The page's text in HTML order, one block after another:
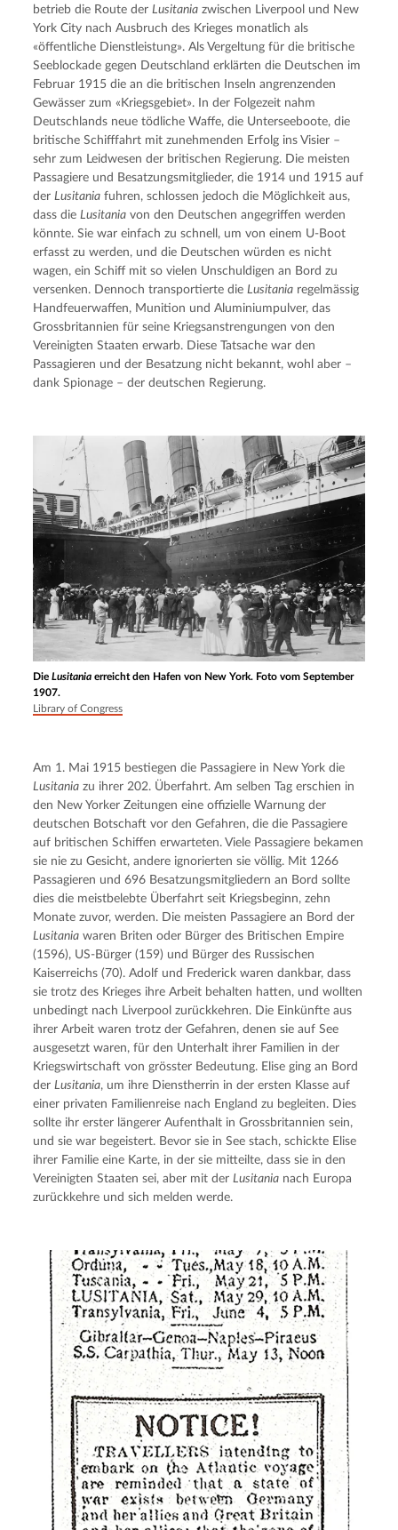
betrieb die Route der Lusitania zwischen Liverpool und New
York City nach Ausbruch des Krieges monatlich als
«öffentliche Dienstleistung». Als Vergeltung für die britische
Seeblockade gegen Deutschland erklärten die Deutschen im
Februar 1915 die an die britischen Inseln angrenzenden
Gewässer zum «Kriegsgebiet». In der Folgezeit nahm
Deutschlands neue tödliche Waffe, die Unterseeboote, die
britische Schifffahrt mit zunehmenden Erfolg ins Visier –
sehr zum Leidwesen der britischen Regierung. Die meisten
Passagiere und Besatzungsmitglieder, die 1914 und 1915 auf
der Lusitania fuhren, schlossen jedoch die Möglichkeit aus,
dass die Lusitania von den Deutschen angegriffen werden
könnte. Sie war einfach zu schnell, um von einem U-Boot
erfasst zu werden, und die Deutschen würden es nicht
wagen, ein Schiff mit so vielen Unschuldigen an Bord zu
versenken. Dennoch transportierte die Lusitania regelmässig
Handfeuerwaffen, Munition und Aluminiumpulver, das
Grossbritannien für seine Kriegsanstrengungen von den
Vereinigten Staaten erwarb. Diese Tatsache war den
Passagieren und der Besatzung nicht bekannt, wohl aber –
dank Spionage – der deutschen Regierung.
DieLusitania erreicht den Hafen von New York. Foto vom September
1907.
Library of Congress
Lusitania zu ihrer 202. Überfahrt. Am selben Tag erschien in
den New Yorker Zeitungen eine offizielle Warnung der
deutschen Botschaft vor den Gefahren, die die Passagiere
auf britischen Schiffen erwarteten. Viele Passagiere bekamen
sie nie zu Gesicht, andere ignorierten sie völlig. Mit 1266
Passagieren und 696 Besatzungsmitgliedern an Bord sollte
dies die meistbelebte Überfahrt seit Kriegsbeginn, zehn
Lusitania waren Briten oder Bürger des Britischen Empire
(1596), US-Bürger (159) und Bürger des Russischen
Kaiserreichs (70). Adolf und Frederick waren dankbar, dass
sie trotz des Krieges ihre Arbeit behalten hatten, und wollten
unbedingt nach Liverpool zurückkehren. Die Einkünfte aus
ihrer Arbeit waren trotz der Gefahren, denen sie auf See
ausgesetzt waren, für den Unterhalt ihrer Familien in der
Kriegswirtschaft von grösster Bedeutung. Elise ging an Bord
der Lusitania, um ihre Dienstherrin in der ersten Klasse auf
einer privaten Familienreise nach England zu begleiten. Dies
sollte ihr erster längerer Aufenthalt in Grossbritannien sein,
und sie war begeistert. Bevor sie in See stach, schickte Elise
ihrer Familie eine Karte, in der sie mitteilte, dass sie in den
Vereinigten Staaten sei, aber mit der Lusitania nach Europa
zurückkehre und sich melden werde.